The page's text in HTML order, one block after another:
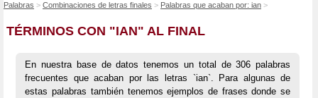
Palabras Combinaciones de letras finales Palabras que acaban por: ian
TÉRMINOS CON "IAN" AL FINAL
En nuestra base de datos tenemos un total de 306 palabras
frecuentes que acaban por las letras `ian`. Para algunas de
estas palabras también tenemos ejemplos de frases donde se